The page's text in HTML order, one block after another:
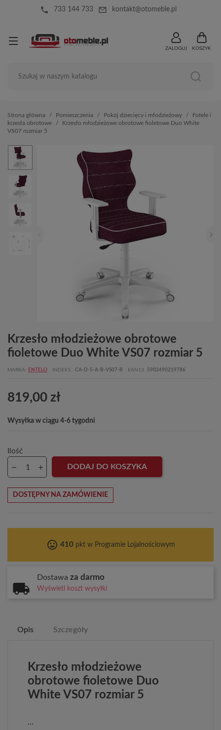
local_phone 733 144 733 mail_outline kontakt@otomeble.pl
ZALOGUJ KOSZYK
Strona główna Pomieszczenia Pokój dziecięcy i młodzieżowy
Fotele i
krzesła obrotowe
Krzesło młodzieżowe obrotowe fioletowe Duo White
VS07 rozmiar 5
Krzesło młodzieżowe obrotowe
fioletowe Duo White VS07 rozmiar 5
MARKA ENTELO INDEKS CA-D-5-A-B-VS07-B EAN13 5902490219786
819,00 zł
Wysyłka w ciągu 4-6 tygodni
Ilość
DODAJ DO KOSZYKA
DOSTĘPNY NA ZAMÓWIENIE
tag_faces 410pkt w Programie Lojalnościowym
Dostawa za darmo
Wyświetl koszt wysyłki
Opis Szczegóły
Krzesło młodzieżowe
obrotowe fioletowe Duo
White VS07 rozmiar 5
...